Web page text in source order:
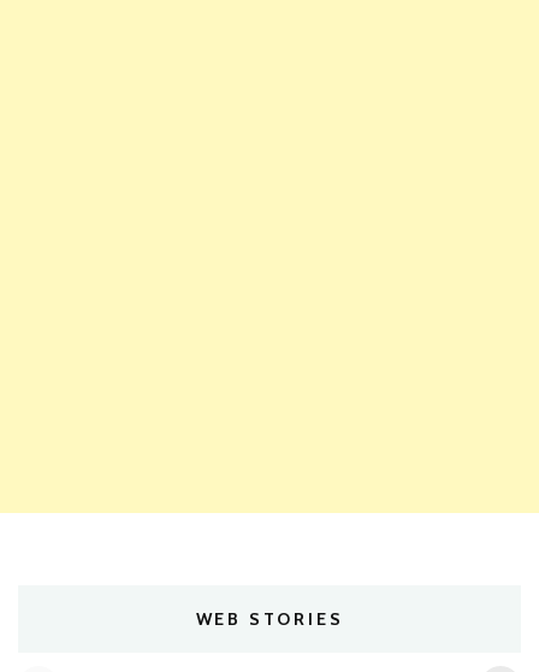
WEB STORIES